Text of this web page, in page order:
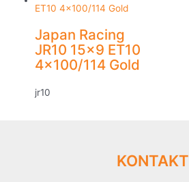
Japan Racing
JR10 15×9 ET10
4×100/114 Gold
jr10
KONTAKT